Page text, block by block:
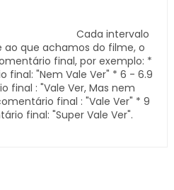
Cada intervalo
ao que achamos do filme, o
final, por exemplo: *
final: "Nem Vale Ver" * 6 - 6.9
final : "Vale Ver, Mas nem
final : "Vale Ver" * 9
final: "Super Vale Ver".